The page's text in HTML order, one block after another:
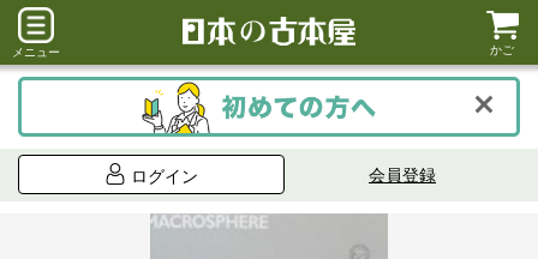
メニュー かご
ログイン 会員登録